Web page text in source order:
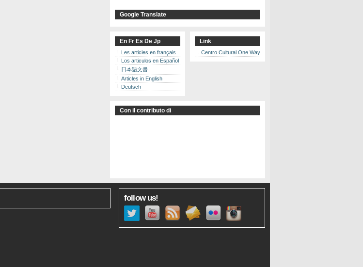
Google Translate
En Fr Es De Jp
Les articles en français
Los articulos en Español
日本語文書
Articles in English
Deutsch
Link
Centro Cultural One Way
Con il contributo di
follow us!